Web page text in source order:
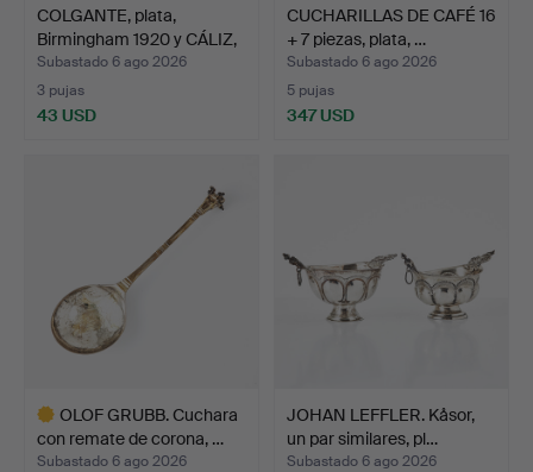
COLGANTE, plata,
Birmingham 1920 y CÁLIZ,
…
Subastado 6 ago 2026
3 pujas
43 USD
CUCHARILLAS DE CAFÉ 16
+ 7 piezas, plata, …
Subastado 6 ago 2026
5 pujas
347 USD
OLOF GRUBB. Cuchara
con remate de corona, …
Subastado 6 ago 2026
JOHAN LEFFLER. Kåsor,
un par similares, pl…
Subastado 6 ago 2026